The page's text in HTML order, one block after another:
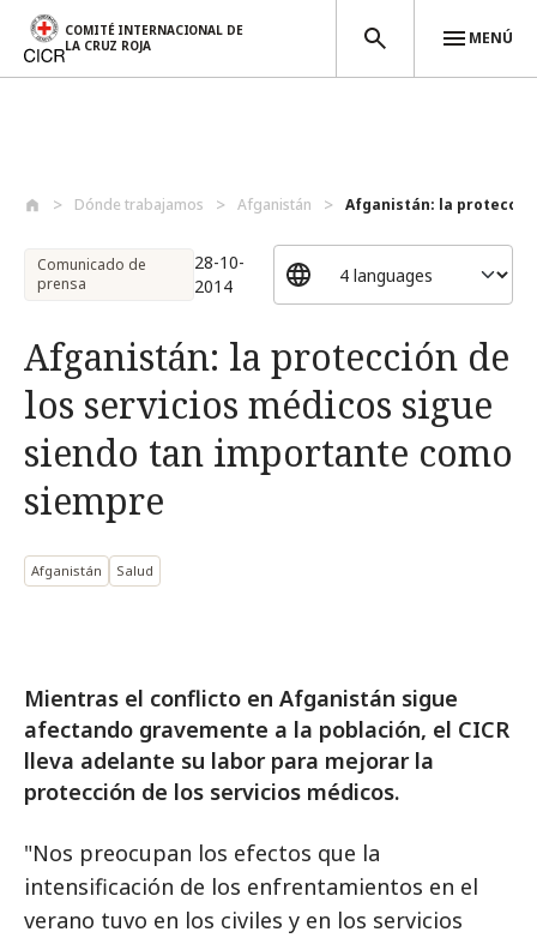
COMITÉ INTERNACIONAL DE
LA CRUZ ROJA
MENÚ
Dónde trabajamos Afganistán Afganistán: la
Comunicado de
prensa
28-10-
2014
Afganistán: la protección de
los servicios médicos sigue
siendo tan importante como
siempre
Afganistán Salud
Mientras el conflicto en Afganistán sigue
afectando gravemente a la población, el CICR
lleva adelante su labor para mejorar la
protección de los servicios médicos.
"Nos preocupan los efectos que la
intensificación de los enfrentamientos en el
verano tuvo en los civiles y en los servicios